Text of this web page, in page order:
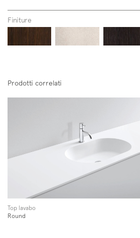
Iscriviti alla mailing list
Newsletter
Finiture
Prodotti correlati
Top lavabo
Round